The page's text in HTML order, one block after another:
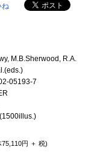
ね
M.B.Sherwood, R.A.
05193-7
75,110円 ＋ 税)